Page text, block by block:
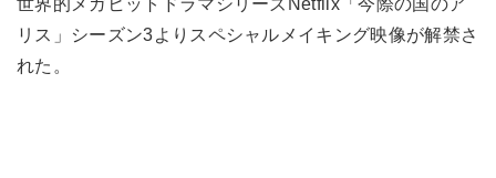
世界的メガヒットドラマシリーズNetflix「今際の国のア
リス」シーズン3よりスペシャルメイキング映像が解禁さ
れた。